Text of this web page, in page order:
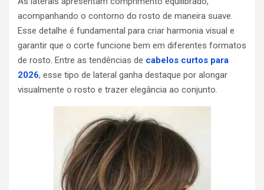
acompanhando o contorno do rosto de maneira suave.
Esse detalhe é fundamental para criar harmonia visual e
garantir que o corte funcione bem em diferentes formatos
de rosto. Entre as tendências de cabelos curtos para
2026, esse tipo de lateral ganha destaque por alongar
visualmente o rosto e trazer elegância ao conjunto.